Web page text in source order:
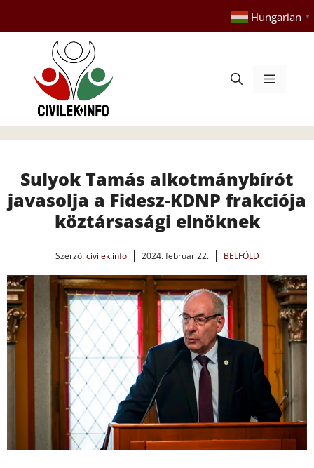
tartalomba
Hungarian ▼
Menü
Sulyok Tamás alkotmánybírót
javasolja a Fidesz-KDNP frakciója
köztársasági elnöknek
Szerző:civilek.info 2024. február 22. BELFÖLD